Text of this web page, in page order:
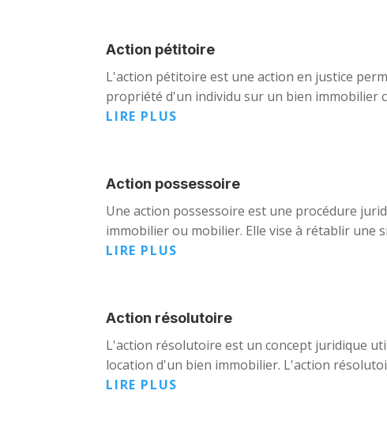
Action pétitoire
L'action pétitoire est une action en justice
propriété d'un individu sur un bien immobilier
LIRE PLUS
Action possessoire
Une action possessoire est une procédure
immobilier ou mobilier. Elle vise à rétablir une
LIRE PLUS
Action résolutoire
L'action résolutoire est un concept juridique
location d'un bien immobilier. L'action
LIRE PLUS